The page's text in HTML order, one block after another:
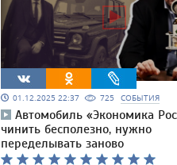
01.12.2025 22:37 725 СОБЫТИЯ
Автомобиль «Экономика
чинить бесполезно, нужно
переделывать заново